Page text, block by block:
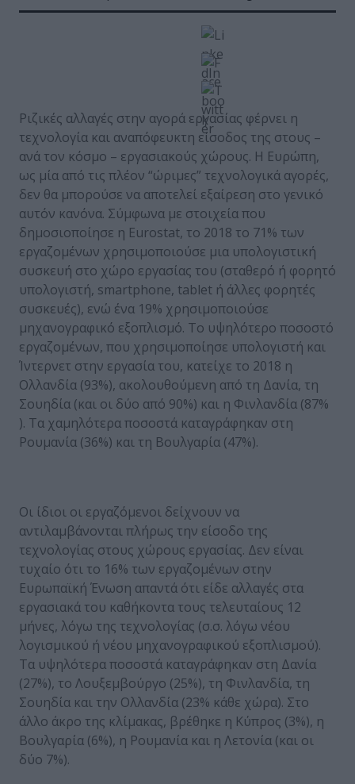
Ριζικές αλλαγές στην αγορά εργασίας φέρνει η
τεχνολογία και αναπόφευκτη είσοδος της στους –
ανά τον κόσμο – εργασιακούς χώρους. Η Ευρώπη,
ως μία από τις πλέον “ώριμες” τεχνολογικά αγορές,
δεν θα μπορούσε να αποτελεί εξαίρεση στο γενικό
αυτόν κανόνα. Σύμφωνα με στοιχεία που
δημοσιοποίησε η Eurostat, το 2018 το 71% των
εργαζομένων χρησιμοποιούσε μια υπολογιστική
συσκευή στο χώρο εργασίας του (σταθερό ή φορητό
υπολογιστή, smartphone, tablet ή άλλες φορητές
συσκευές), ενώ ένα 19% χρησιμοποιούσε
μηχανογραφικό εξοπλισμό. Το υψηλότερο ποσοστό
εργαζομένων, που χρησιμοποίησε υπολογιστή και
Ίντερνετ στην εργασία του, κατείχε το 2018 η
Ολλανδία (93%), ακολουθούμενη από τη Δανία, τη
Σουηδία (και οι δύο από 90%) και η Φινλανδία (87%
). Τα χαμηλότερα ποσοστά καταγράφηκαν στη
Ρουμανία (36%) και τη Βουλγαρία (47%).
Οι ίδιοι οι εργαζόμενοι δείχνουν να
αντιλαμβάνονται πλήρως την είσοδο της
τεχνολογίας στους χώρους εργασίας. Δεν είναι
τυχαίο ότι το 16% των εργαζομένων στην
Ευρωπαϊκή Ένωση απαντά ότι είδε αλλαγές στα
εργασιακά του καθήκοντα τους τελευταίους 12
μήνες, λόγω της τεχνολογίας (σ.σ. λόγω νέου
λογισμικού ή νέου μηχανογραφικού εξοπλισμού).
Τα υψηλότερα ποσοστά καταγράφηκαν στη Δανία
(27%), το Λουξεμβούργο (25%), τη Φινλανδία, τη
Σουηδία και την Ολλανδία (23% κάθε χώρα). Στο
άλλο άκρο της κλίμακας, βρέθηκε η Κύπρος (3%), η
Βουλγαρία (6%), η Ρουμανία και η Λετονία (και οι
δύο 7%).